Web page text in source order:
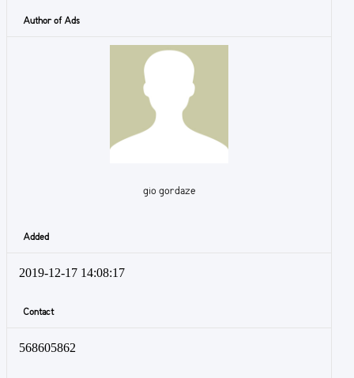
Author of Ads
gio gordaze
Added
2019-12-17 14:08:17
Contact
568605862